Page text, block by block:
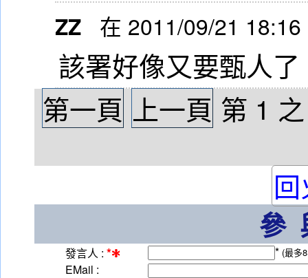
ZZ 在 2011/09/21
該署好像又要甄人了
第一頁 上一頁 第 1
* (最多
發言人 : *
EMail :